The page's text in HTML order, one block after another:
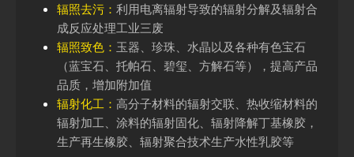
辐照去污： 利用电离辐射导致的辐射分解及辐射合
成反应处理工业三废
辐照致色： 玉器、珍珠、水晶以及各种有色宝石
（蓝宝石、托帕石、碧玺、方解石等），提高产品
品质，增加附加值
辐射化工： 高分子材料的辐射交联、热收缩材料的
辐射加工、涂料的辐射固化、辐射降解丁基橡胶，
生产再生橡胶、辐射聚合技术生产水性乳胶等